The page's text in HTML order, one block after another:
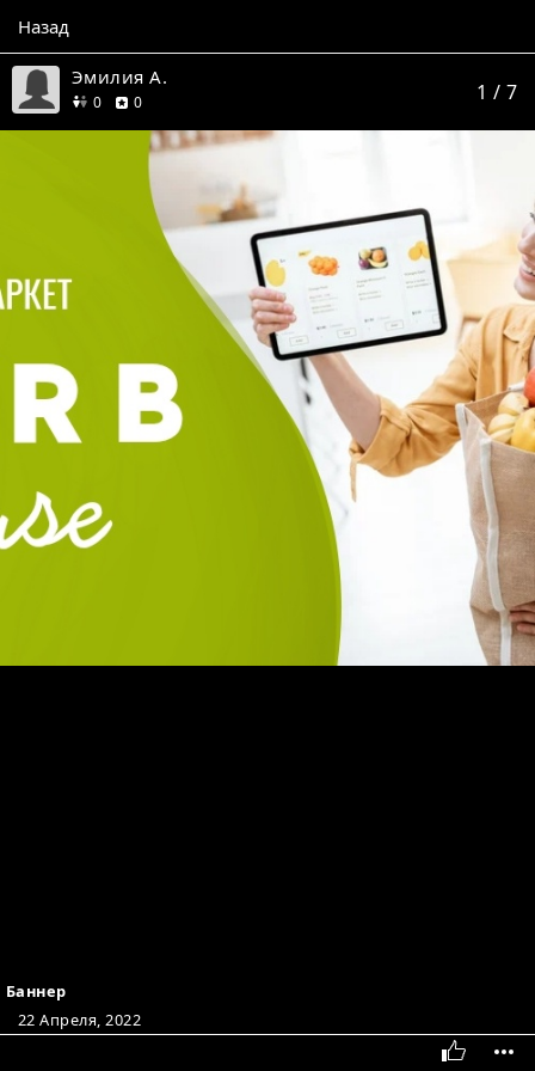
Назад
Эмилия А.
0друзей
0отзывов 1 / 7
Баннер
22 Апреля, 2022